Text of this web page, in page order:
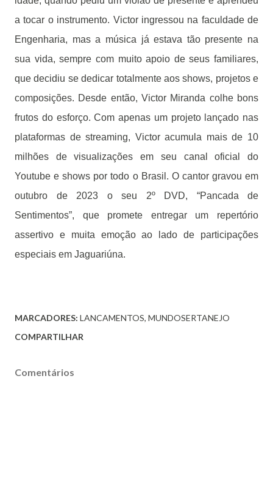
a tocar o instrumento. Victor ingressou na faculdade de
Engenharia, mas a música já estava tão presente na
sua vida, sempre com muito apoio de seus familiares,
que decidiu se dedicar totalmente aos shows, projetos e
composições. Desde então, Victor Miranda colhe bons
frutos do esforço. Com apenas um projeto lançado nas
plataformas de streaming, Victor acumula mais de 10
milhões de visualizações em seu canal oficial do
Youtube e shows por todo o Brasil. O cantor gravou em
outubro de 2023 o seu 2º DVD, “Pancada de
Sentimentos”, que promete entregar um repertório
assertivo e muita emoção ao lado de participações
especiais em Jaguariúna.
MARCADORES: LANCAMENTOS MUNDOSERTANEJO
COMPARTILHAR
Comentários